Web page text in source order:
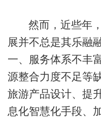
然而，近些年
展并不总是其乐融
一、服务体系不丰
源整合力度不足等
旅游产品设计、提
息化智慧化手段、